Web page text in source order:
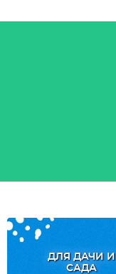
ДЛЯ ДАЧИ И
САДА